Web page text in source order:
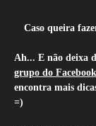
Caso queira
Ah... E não deixa
grupo do
encontra mais
=)